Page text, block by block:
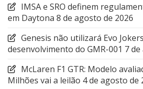
IMSA e SRO definem
em Daytona 8 de agosto de 2026
Genesis não utilizará Evo
desenvolvimento do GMR-001 7
McLaren F1 GTR: Modelo
Milhões vai a leilão 4 de agosto de